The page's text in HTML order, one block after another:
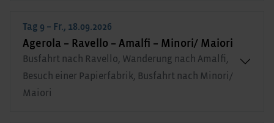
Tag 9 – Fr., 18.09.2026
Agerola – Ravello – Amalfi – Minori/ Maiori
Busfahrt nach Ravello, Wanderung nach Amalfi,
Besuch einer Papierfabrik, Busfahrt nach Minori/
Maiori